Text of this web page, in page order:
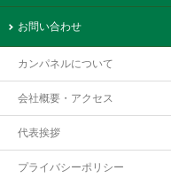
お問い合わせ
カンパネルについて
会社概要・アクセス
代表挨拶
プライバシーポリシー